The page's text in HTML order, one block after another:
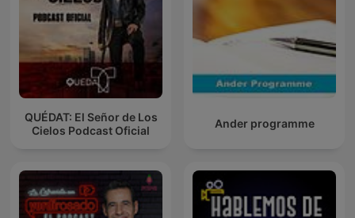
QUÉDAT: El Señor de Los
Cielos Podcast Oficial
Ander programme